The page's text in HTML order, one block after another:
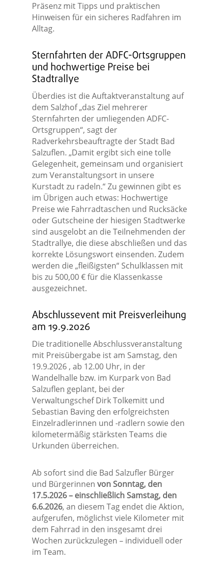
Präsenz mit Tipps und praktischen
Hinweisen für ein sicheres Radfahren im
Alltag.
Sternfahrten der ADFC-Ortsgruppen
und hochwertige Preise bei
Stadtrallye
Überdies ist die Auftaktveranstaltung auf
dem Salzhof „das Ziel mehrerer
Sternfahrten der umliegenden ADFC-
Ortsgruppen“, sagt der
Radverkehrsbeauftragte der Stadt Bad
Salzuflen. „Damit ergibt sich eine tolle
Gelegenheit, gemeinsam und organisiert
zum Veranstaltungsort in unsere
Kurstadt zu radeln.“ Zu gewinnen gibt es
im Übrigen auch etwas: Hochwertige
Preise wie Fahrradtaschen und Rucksäcke
oder Gutscheine der hiesigen Stadtwerke
sind ausgelobt an die Teilnehmenden der
Stadtrallye, die diese abschließen und das
korrekte Lösungswort einsenden. Zudem
werden die „fleißigsten“ Schulklassen mit
bis zu 500,00 € für die Klassenkasse
ausgezeichnet.
Abschlussevent mit Preisverleihung
am 19.9.2026
Die traditionelle Abschlussveranstaltung
mit Preisübergabe ist am Samstag, den
19.9.2026 , ab 12.00 Uhr, in der
Wandelhalle bzw. im Kurpark von Bad
Salzuflen geplant, bei der
Verwaltungschef Dirk Tolkemitt und
Sebastian Baving den erfolgreichsten
Einzelradlerinnen und -radlern sowie den
kilometermäßig stärksten Teams die
Urkunden überreichen.
Ab sofort sind die Bad Salzufler Bürger
und Bürgerinnen von Sonntag, den
17.5.2026 – einschließlich Samstag, den
6.6.2026, an diesem Tag endet die Aktion,
aufgerufen, möglichst viele Kilometer mit
dem Fahrrad in den insgesamt drei
Wochen zurückzulegen – individuell oder
im Team.